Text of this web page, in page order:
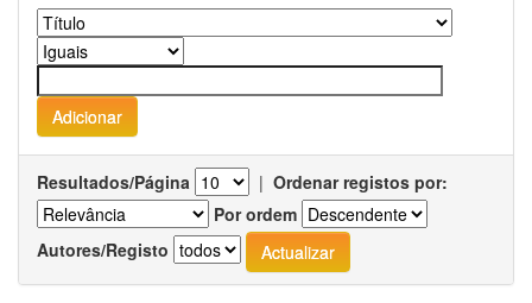
Resultados/Página | Ordenar registos por:
Por ordem
Autores/Registo